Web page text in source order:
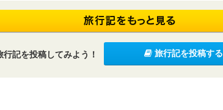
行記を投稿してみよう！ 旅行記を投稿する